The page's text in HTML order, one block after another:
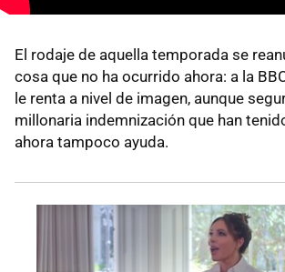
El rodaje de aquella temporada se
cosa que no ha ocurrido ahora: a la
le renta a nivel de imagen, aunque
millonaria indemnización que han
ahora tampoco ayuda.